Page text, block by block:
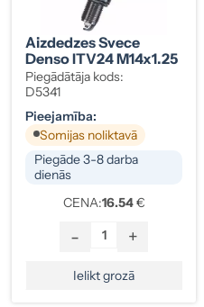
Aizdedzes Svece
Denso ITV24 M14x1.25
Piegādātāja kods:
D5341
Pieejamība:
Somijas noliktavā
Piegāde 3-8 darba
dienās
CENA:16.54€
- +
Ielikt grozā